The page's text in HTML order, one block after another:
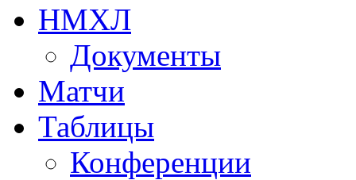
НМХЛ
Документы
Матчи
Таблицы
Конференции